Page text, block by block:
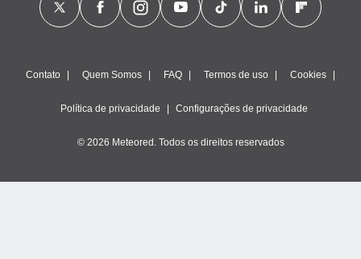
Contato Quem Somos FAQ Termos de uso Cookies
Política de privacidade Configurações de privacidade
© 2026 Meteored. Todos os direitos reservados